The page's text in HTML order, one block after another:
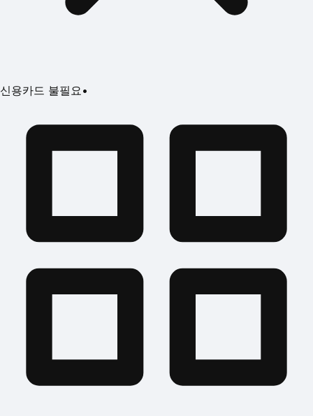
신용카드 불필요 •